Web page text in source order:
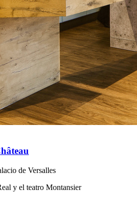
de Versalles
y el teatro Montansier